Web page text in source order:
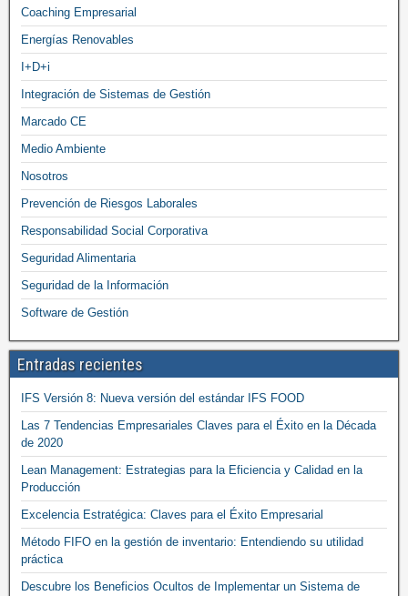
Coaching Empresarial
Energías Renovables
I+D+i
Integración de Sistemas de Gestión
Marcado CE
Medio Ambiente
Nosotros
Prevención de Riesgos Laborales
Responsabilidad Social Corporativa
Seguridad Alimentaria
Seguridad de la Información
Software de Gestión
Entradas recientes
IFS Versión 8: Nueva versión del estándar IFS FOOD
Las 7 Tendencias Empresariales Claves para el Éxito en la Década
de 2020
Lean Management: Estrategias para la Eficiencia y Calidad en la
Producción
Excelencia Estratégica: Claves para el Éxito Empresarial
Método FIFO en la gestión de inventario: Entendiendo su utilidad
práctica
Descubre los Beneficios Ocultos de Implementar un Sistema de